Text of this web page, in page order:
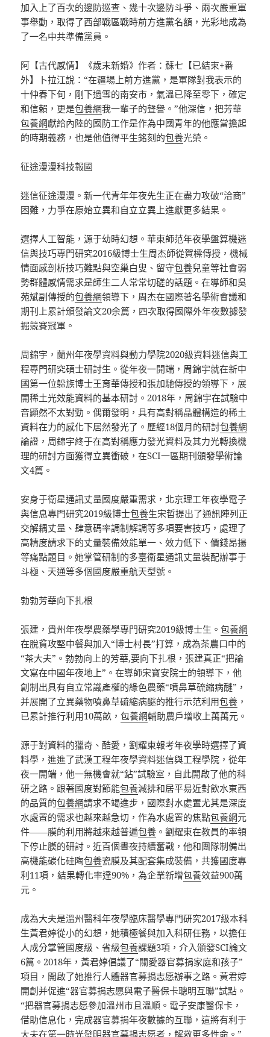
加入上了百次的邊防巡查、幾十次邊防斗爭、兩次嚴重軍
事舉動，取得了西部戰區戰時前方進黨名額，光彩地成為
了一名中共準備黨員。
阿【古代感情】《歲末新婚》作者：蘇七【已結束+番
外】卜拉江說：“在疆場上前方進黨，是軍隊對我表示的
十仲春下旬，剛下過雪的南安市，氣溫已降至零下，確定
和信賴，更是包養網我一輩子的聲譽。”他深信，把芳華
包養網獻給內陸的國防工作是作為中國青年的他應當擔起
的時期義務，也是他值得平生銘刻的包養光榮。
征途漫漫科技報國
迷信征途漫漫。新一代青年年夜先生正在盡力攻破“洽商”
困難，力爭在原始立異和自立立異上進獻更多結果。
選擇人工智能，源于幼時幻想。華東師范年夜學盤算機迷
信與技巧專門研究2016級博士生周杰師從賀樑傳授，機械
情面感剖析技巧難點與空巢白叟、留守包養兒童等社會弱
勢群體感情需求是師生二人常常切磋的話題。在導師和吳
苑斌副傳授的包養網領導下，周杰在國際著名學術會議和
期刊上累計頒發論文20余篇，四次取得國際外年夜數據發
掘競賽冠軍。
周錦宇，蘭州年夜學資料與動力學院2020級資料迷信與工
程專門研究碩士研討生。從年夜一開端，周錦宇就在新中
國第一位躲族博士王育華傳授和張加馳傳授的領導下，展
開稀土光效能資料的基本研討。2018年，周錦宇在試驗中
音顯然不太對勁。偶爾發明，具有高對稱晶體構造的稀土
資料在力的感化下居然發光了。歷經18個月的研討包養網
論證，周錦宇終于在高對稱應力發光資料及其力光轉換機
理的研討方面獲得立異衝破，在SCI一區期刊頒發學術論
文4篇。
安身于衛星通訊丈量國度嚴重需求，北京理工年夜學電子
與信息專門研究2019級博士包養生宋哲提出了通訊陣列正
交解耦丈量、肆意碼率調制解調等多項要害技巧，處理了
高精度請求下的丈量裝備效能單一、效力低下、價錢昂揚
等痛點題目。她掌管研制的多臺衛星通訊丈量裝配辦事于
斗極、天通等多個國度嚴重航天型號。
勃勃芳華向下扎根
張建，貴州年夜學農藥學專門研究2019級博士生。包養網
在脫貧攻堅中餐與加入“博士村長”打算，成為茶農口中的
“茶大夫”。勃勃向上的芳華,要向下扎根，張建真正“把論
文寫在中國年夜地上”。在導師宋寶安院士的領導下，他
創制出具有自立常識產權的綠色農藥“噴鼻草硫縮病醚”，
并展開了立異藥物噴鼻草硫縮病醚的推行示范利用包養 ，
已累計推行利用10萬畝，包養網輔助農戶增收上萬萬元。
源于對資料的獵奇、酷愛，劉耀東報考年夜學時選擇了資
料學，進進了武漢工程年夜學資料迷信與工程學院，從年
夜一開端，他一無機會就“鉆”試驗室，自此開啟了他的科
研之路。跟著國度對節能包養減排和居平易近對飲水東西
的品質的包養網請求不竭進步，國際對水處置尤其是深度
水處置的需求也越來越急切，作為水處置的焦點包養網元
件——膜的利用將越來越普遍包養 。劉耀東在教員的率領
下停止膜的研討。近百個晝夜持續奮戰，他和團隊制備出
高機能碳化硅陶包養瓷膜及其配套集成裝備，共獲國度專
利11項，結果轉化率達90%，為企業新增包養效益900萬
元。
成為大夫是溫州醫科年夜學臨床醫學專門研究2017級本科
生黃君婷從小的幻想，她積極餐與加入科研任務，以擔任
人成分掌管國度級、省級包養課題3項，介入頒發SCI論文
6篇。2018年，黃君婷倡議了“關愛器官募捐家庭和孩子”
項目，開啟了她推行人體器官募捐志愿辦事之路。黃君婷
開創并促進“器官募捐志愿與電子醫保卡聰明互聯”試點。
“把器官募捐志愿參加溫州市且溫順。電子安康醫保卡，
借助信息化，完成器官募捐年夜數據的互聯，這將有利于
大夫在第一時光發明器官募捐志愿者，解救更多性命。”